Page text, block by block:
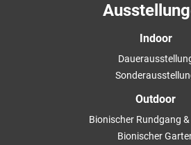
Indoor
Outdoor
Bionischer Rundgang
Bionischer